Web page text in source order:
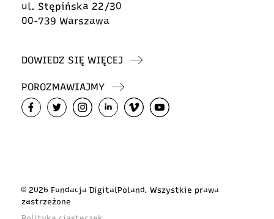
ul. Stępińska 22/30
00-739 Warszawa
DOWIEDZ SIĘ WIĘCEJ
POROZMAWIAJMY
© 2026 Fundacja DigitalPoland. Wszystkie prawa
zastrzeżone